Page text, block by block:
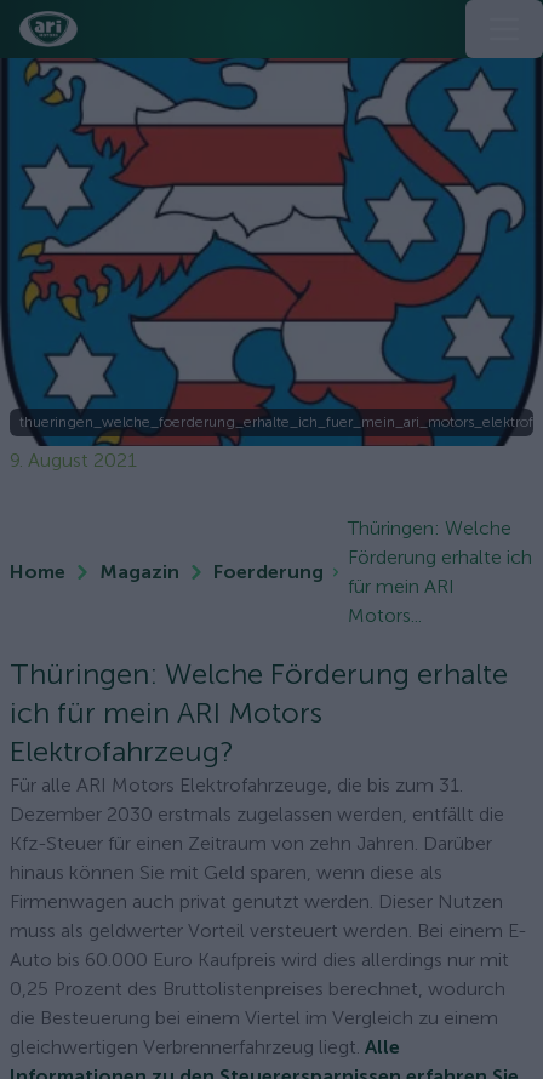
9. August 2021
Home Magazin Foerderung
Thüringen: Welche
Förderung erhalte ich
für mein ARI
Motors...
Thüringen: Welche Förderung erhalte
ich für mein ARI Motors
Elektrofahrzeug?
Für alle ARI Motors Elektrofahrzeuge, die bis zum 31.
Dezember 2030 erstmals zugelassen werden, entfällt die
Kfz-Steuer für einen Zeitraum von zehn Jahren. Darüber
hinaus können Sie mit Geld sparen, wenn diese als
Firmenwagen auch privat genutzt werden. Dieser Nutzen
muss als geldwerter Vorteil versteuert werden. Bei einem E-
Auto bis 60.000 Euro Kaufpreis wird dies allerdings nur mit
0,25 Prozent des Bruttolistenpreises berechnet, wodurch
die Besteuerung bei einem Viertel im Vergleich zu einem
gleichwertigen Verbrennerfahrzeug liegt. Alle